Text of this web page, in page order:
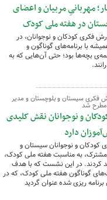
مهربانیِ مربیان و اعضای
در هفته ملی کودک
فکری کودکان و نوجوانان، در
با برنامه‌های گوناگون و
بچه‌ها بود؛ حتی آن‌هایی که به
فکری سیستان و بلوچستان و مدیر
مطرح شد
و نوجوانان نقش کلیدی
دارد
کودکان و نوجوانان سیستان و
به مناسبت هفته ملی کودک،
کردند. در این نشست که با هدف
گوناگون هفته ملی کودک، که در
ریزی شده عنوان گردید